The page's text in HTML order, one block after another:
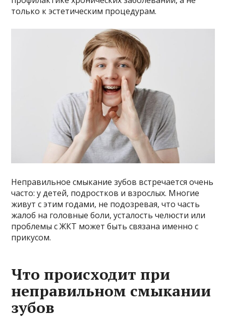
только к эстетическим процедурам.
Неправильное смыкание зубов встречается очень
часто: у детей, подростков и взрослых. Многие
живут с этим годами, не подозревая, что часть
жалоб на головные боли, усталость челюсти или
проблемы с ЖКТ может быть связана именно с
прикусом.
Что происходит при
неправильном смыкании
зубов